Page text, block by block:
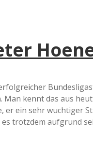
Man kennt das aus
er ein sehr wuchtiger
trotzdem aufgrund